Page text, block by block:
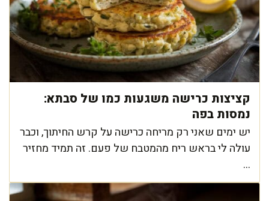
קציצות כרישה משגעות כמו של סבתא:
נמסות בפה
יש ימים שאני רק מריחה כרישה על קרש החיתוך, וכבר
עולה לי בראש ריח מהמטבח של פעם. זה תמיד מחזיר
...